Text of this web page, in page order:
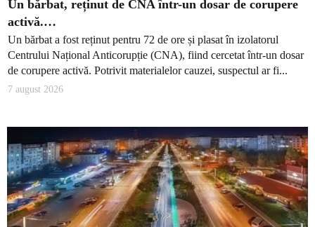
Un bărbat, reținut de CNA într-un dosar de corupere
activă.…
Un bărbat a fost reținut pentru 72 de ore și plasat în izolatorul
Centrului Național Anticorupție (CNA), fiind cercetat într-un dosar
de corupere activă. Potrivit materialelor cauzei, suspectul ar fi...
7 august 2026